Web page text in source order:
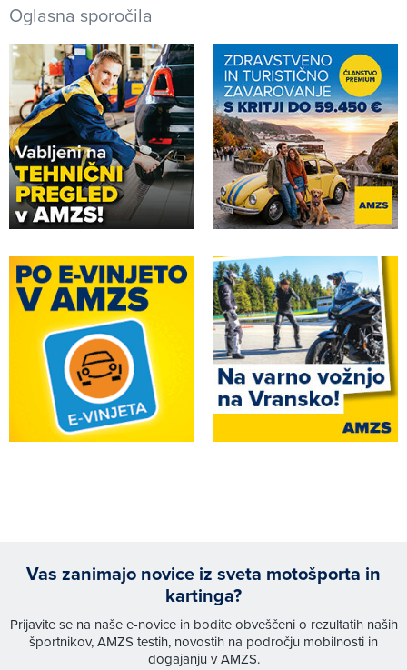
Oglasna sporočila
Vas zanimajo novice iz sveta motošporta in
kartinga?
Prijavite se na naše e-novice in bodite obveščeni o rezultatih naših
športnikov, AMZS testih, novostih na področju mobilnosti in
dogajanju v AMZS.